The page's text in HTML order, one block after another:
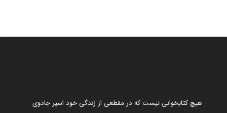
هیچ کتابخوانی نیست که در مقطعی از زندگی خود اسیر جادوی